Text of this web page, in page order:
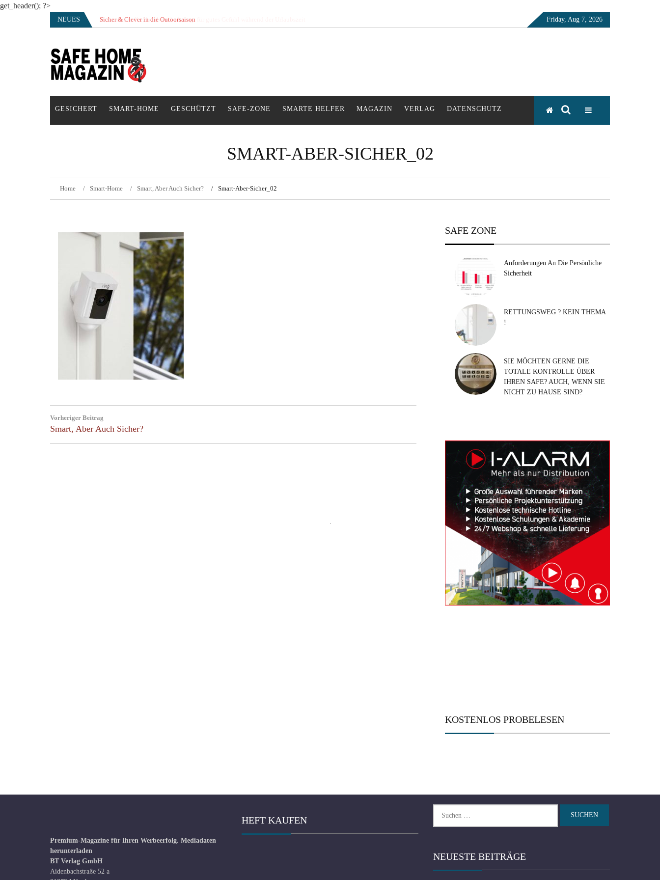
get_header(); ?>
NEUES Sicher & Clever in die Outoorsaison
Vertrauensvolle Nachbarschaft sorgt für gutes Gefühl während der Urlaubszeit Friday, Aug 7, 2026
SAFE HOME Magazin
Sicherlich sicher ich
GESICHERT SMART-HOME GESCHÜTZT SAFE-ZONE SMARTE HELFER MAGAZIN VERLAG DATENSCHUTZ
SMART-ABER-SICHER_02
Home Smart-Home Smart, Aber Auch Sicher? Smart-Aber-Sicher_02
Vorheriger Beitrag
Previous
Post:
Smart, Aber Auch Sicher?
SAFE ZONE
Anforderungen An Die Persönliche
Sicherheit
RETTUNGSWEG ? KEIN THEMA
!
SIE MÖCHTEN GERNE DIE
TOTALE KONTROLLE ÜBER
IHREN SAFE? AUCH, WENN SIE
NICHT ZU HAUSE SIND?
KOSTENLOS PROBELESEN
Premium-Magazine für Ihren Werbeerfolg. Mediadaten
herunterladen
BT Verlag GmbH
Aidenbachstraße 52 a
HEFT KAUFEN
nach:
NEUESTE BEITRÄGE